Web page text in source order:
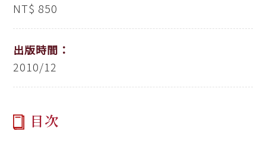
NT$ 850
出版時間：
2010/12
目次